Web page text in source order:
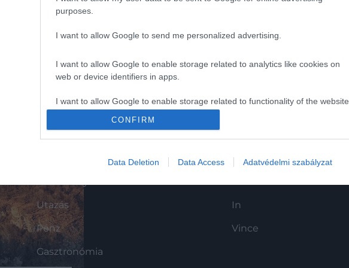
purposes.
I want to allow Google to send me personalized advertising.
I want to allow Google to enable storage related to analytics like cookies on
web or device identifiers in apps.
I want to allow Google to enable storage related to functionality of the website
I want to allow Google to enable storage related to personalization.
I want to allow Google to enable storage related to security, including
CONFIRM
Data Deletion Data Access Adatvédelmi szabályzat
ROVATOK
Utazás
Pénz
Gasztronómia
Magazin-előfizetés
In
Vince